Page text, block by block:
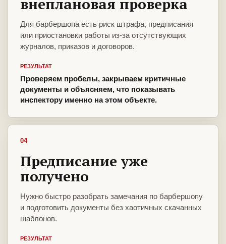
внеплановая проверка
Для барбершопа есть риск штрафа, предписания
или приостановки работы из-за отсутствующих
журналов, приказов и договоров.
РЕЗУЛЬТАТ
Проверяем пробелы, закрываем критичные
документы и объясняем, что показывать
инспектору именно на этом объекте.
04
Предписание уже
получено
Нужно быстро разобрать замечания по барбершопу
и подготовить документы без хаотичных скачанных
шаблонов.
РЕЗУЛЬТАТ